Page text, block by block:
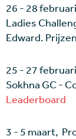
26 - 28
Ladies
Edward.
25 - 27
Sokhna GC -
Leaderboard
3 - 5 maart,